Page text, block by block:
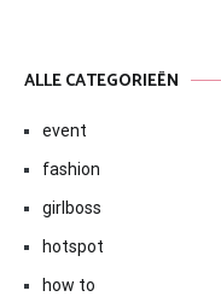
ALLE CATEGORIEËN
event
fashion
girlboss
hotspot
how to